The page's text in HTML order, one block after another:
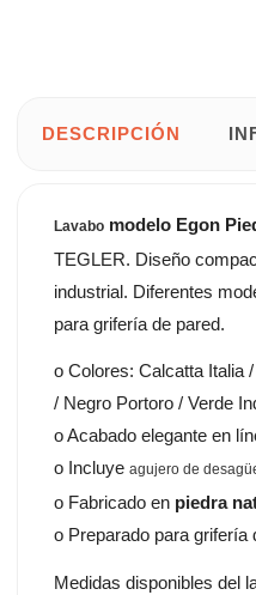
DESCRIPCIÓN
Lavabo modelo Egon
TEGLER. Diseño
industrial. Diferentes
para grifería de pared.
o Colores: Calcatta Italia
/ Negro Portoro / Verde
o Acabado elegante en
o Incluyeagujero de
o Fabricado en piedra
o Preparado para grifería
Medidas disponibles del